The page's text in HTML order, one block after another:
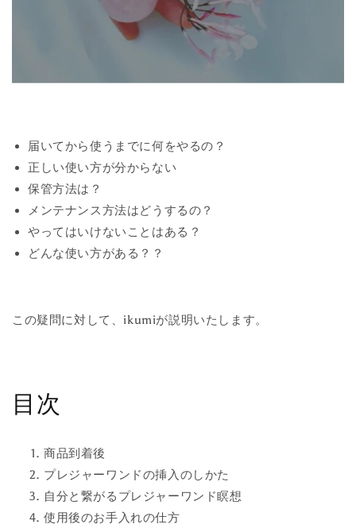
届いてから使うまでに何をやるの？
正しい使い方が分からない
保管方法は？
メンテナンス方法はどうするの？
やってはいけないことはある？
どんな使い方がある？？
この疑問に対して、ikumiが説明いたします。
目次
商品到着後
プレジャーワンドの挿入のしかた
自分と繋がるプレジャーワンド瞑想
使用後のお手入れの仕方